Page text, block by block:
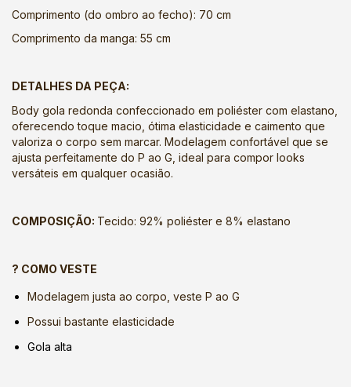
Comprimento (do ombro ao fecho): 70 cm
Comprimento da manga: 55 cm
DETALHES DA PEÇA:
Body gola redonda confeccionado em poliéster com elastano,
oferecendo toque macio, ótima elasticidade e caimento que
valoriza o corpo sem marcar. Modelagem confortável que se
ajusta perfeitamente do P ao G, ideal para compor looks
versáteis em qualquer ocasião.
COMPOSIÇÃO: Tecido: 92% poliéster e 8% elastano
? COMO VESTE
Modelagem justa ao corpo, veste P ao G
Possui bastante elasticidade
Gola alta